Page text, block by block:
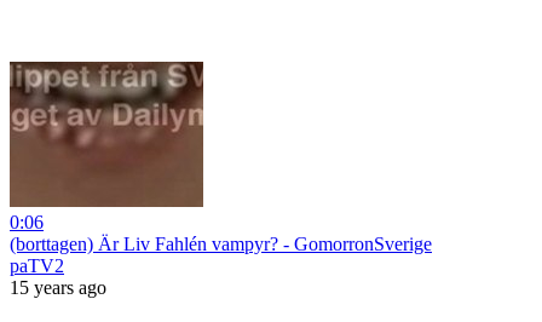
0:06
(borttagen) Är Liv Fahlén vampyr? - GomorronSverige
paTV2
15 years ago